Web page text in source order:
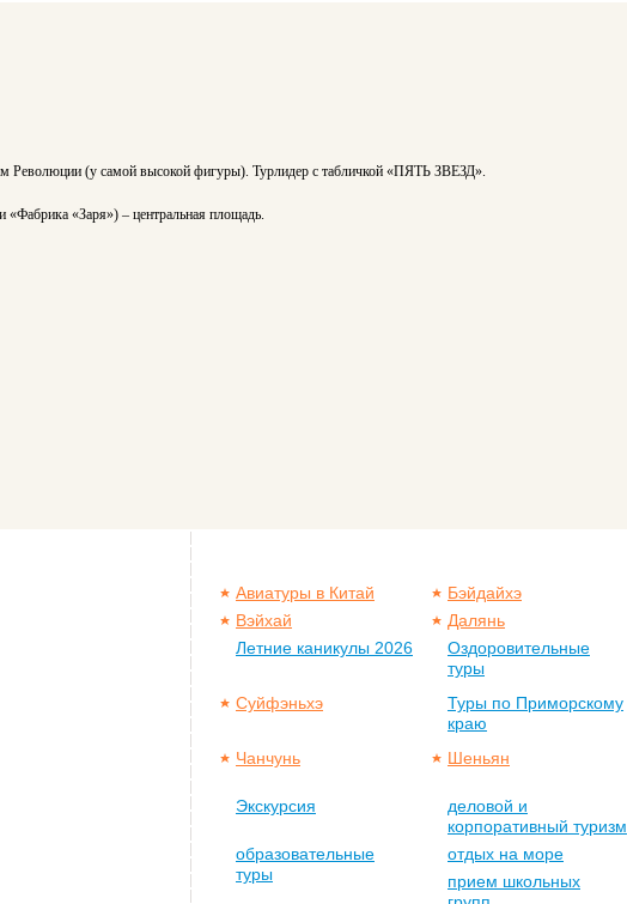
Революции (у самой высокой фигуры). Турлидер с табличкой «ПЯТЬ ЗВЕЗД».
«Заря») – центральная площадь.
Авиатуры в Китай Бэйдайхэ
Вэйхай
Далянь
Летние каникулы 2026
Оздоровительные
туры
Суйфэньхэ
Туры по Приморскому
краю
Чанчунь
Шеньян
Экскурсия
деловой и
корпоративный туризм
образовательные
туры
отдых на море
прием школьных